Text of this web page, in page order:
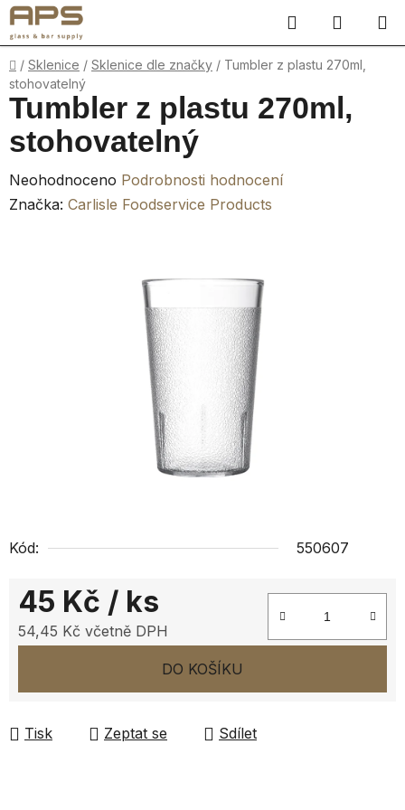
Přejít
na
obsah
Hledat
KOŠÍK
Domů
/ Sklenice / Sklenice dle značky / Tumbler z plastu 270ml,
stohovatelný
Kód: 550607
45 Kč / ks
54,45 Kč včetně DPH
DO KOŠÍKU
Tisk Zeptat se Sdílet
Tumbler z plastu 270ml,
stohovatelný
Průměrné
hodnocení
Neohodnoceno Podrobnosti hodnocení
Značka: Carlisle Foodservice Products